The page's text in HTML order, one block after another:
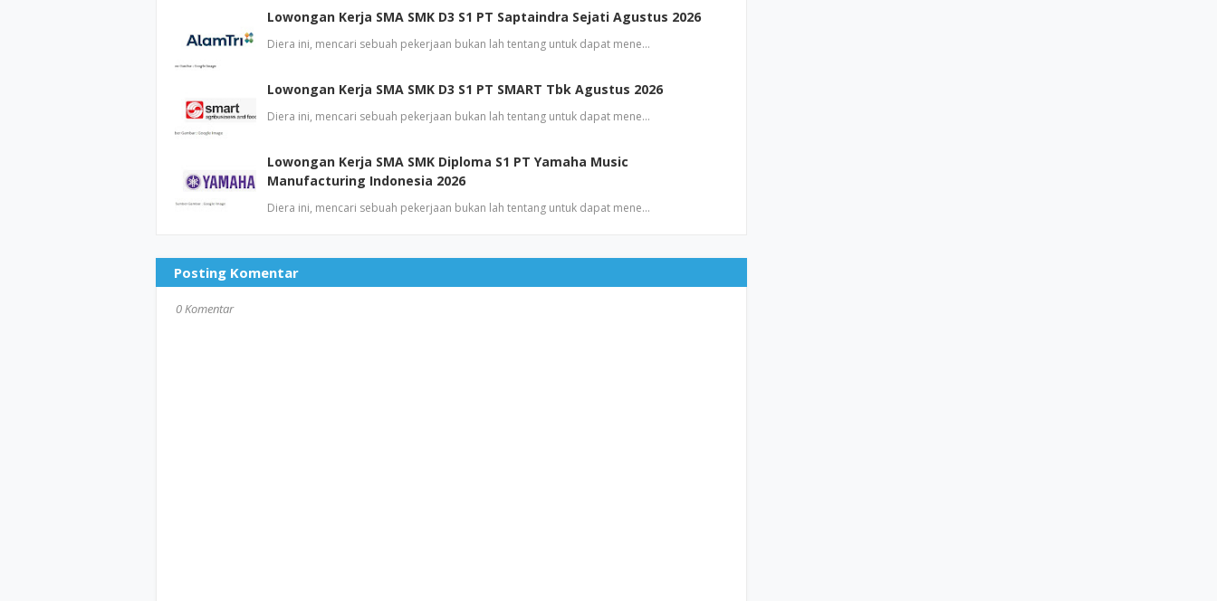
Lowongan Kerja SMA SMK D3 S1 PT Saptaindra Sejati Agustus 2026
Diera ini, mencari sebuah pekerjaan bukan lah tentang untuk dapat mene…
Lowongan Kerja SMA SMK D3 S1 PT SMART Tbk Agustus 2026
Diera ini, mencari sebuah pekerjaan bukan lah tentang untuk dapat mene…
Lowongan Kerja SMA SMK Diploma S1 PT Yamaha Music
Manufacturing Indonesia 2026
Diera ini, mencari sebuah pekerjaan bukan lah tentang untuk dapat mene…
Posting Komentar
0 Komentar